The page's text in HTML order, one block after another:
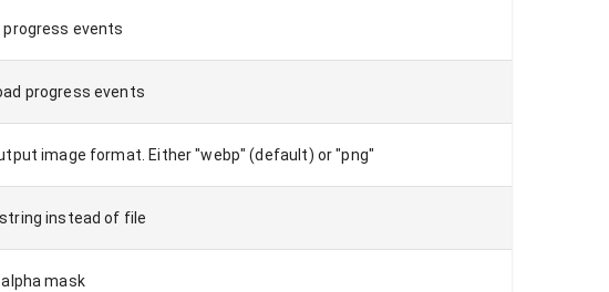
progress events
progress events
image format. Either "webp" (default) or "png"
instead of file
mask